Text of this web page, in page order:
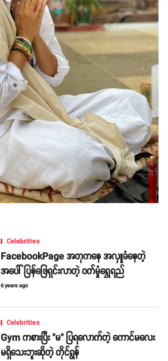
Celebrities
FacebookPage အတုကနေ အလှူခံနေတဲ့
အပေါ် ပြန်ဖြေရှင်းလာတဲ့ ဝတ်မှုံရွှေရည်
6 years ago
Celebrities
Gym ကစားပြီး "မ" ပြရလောက်တဲ့ ကောင်မလေး
မရှိသေးဘူးဆိုတဲ့ တိုင်ရွန်